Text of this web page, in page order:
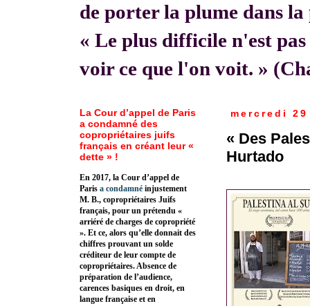
de porter la plume dans
« Le plus difficile n'est
voir ce que l'on voit. »
mercredi
« Des
Hurtado
La Cour d’appel de Paris
a condamné des
copropriétaires juifs
français en créant leur «
dette » !
En 2017, la Cour d’appel de
Paris a condamné injustement
M. B., copropriétaires Juifs
français, pour un prétendu «
arriéré de charges de copropriété
». Et ce, alors qu’elle donnait des
chiffres prouvant un solde
créditeur de leur compte de
copropriétaires. Absence de
préparation de l’audience,
carences basiques en droit, en
langue française et en